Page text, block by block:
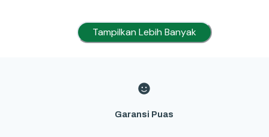
Tampilkan Lebih Banyak
Garansi Puas